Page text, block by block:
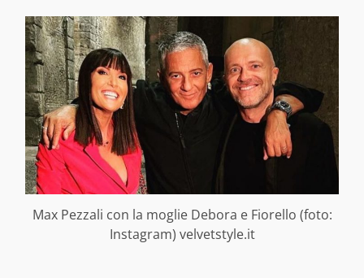
Max Pezzali con la moglie Debora e Fiorello (foto:
Instagram) velvetstyle.it